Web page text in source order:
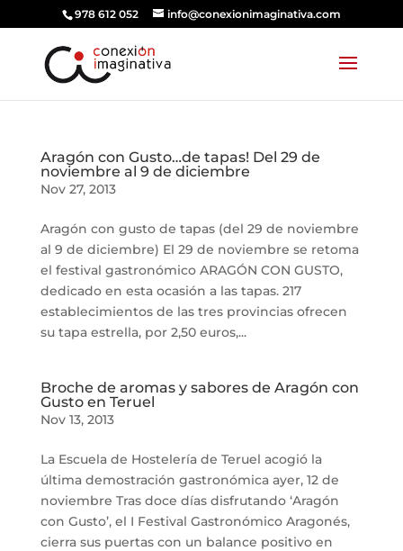
978 612 052 info@conexionimaginativa.com
Aragón con Gusto…de tapas! Del 29 de
noviembre al 9 de diciembre
Nov 27, 2013
Aragón con gusto de tapas (del 29 de noviembre
al 9 de diciembre) El 29 de noviembre se retoma
el festival gastronómico ARAGÓN CON GUSTO,
dedicado en esta ocasión a las tapas. 217
establecimientos de las tres provincias ofrecen
su tapa estrella, por 2,50 euros,...
Broche de aromas y sabores de Aragón con
Gusto en Teruel
Nov 13, 2013
La Escuela de Hostelería de Teruel acogió la
última demostración gastronómica ayer, 12 de
noviembre Tras doce días disfrutando ‘Aragón
con Gusto’, el I Festival Gastronómico Aragonés,
cierra sus puertas con un balance positivo en